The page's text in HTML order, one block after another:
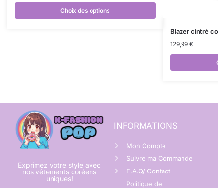
Choix des options
Blazer cintré
129,99 €
Exprimez votre style avec
nos vêtements coréens
uniques!
INFORMATIONS
Mon Compte
Suivre ma Commande
F.A.Q/ Contact
Politique de